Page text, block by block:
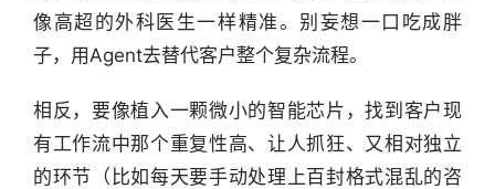
像高超的外科医生一样精准。别妄想一口吃成胖
子，用Agent去替代客户整个复杂流程。
相反，要像植入一颗微小的智能芯片，找到客户现
有工作流中那个重复性高、让人抓狂、又相对独立
的环节（比如每天要手动处理上百封格式混乱的咨